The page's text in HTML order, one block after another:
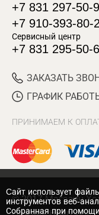
+7 831 297-50-
+7 910-393-80-
Сервисный центр
+7 831 295-50-
ЗАКАЗАТЬ
ГРАФИК
ПРИНИМАЕМ К
© 2017 Магазин
Cайт использует
инструментов веб-
Собранная при